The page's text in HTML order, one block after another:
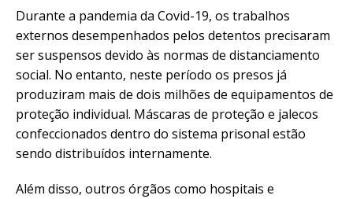
Durante a pandemia da Covid-19, os trabalhos
externos desempenhados pelos detentos precisaram
ser suspensos devido às normas de distanciamento
social. No entanto, neste período os presos já
produziram mais de dois milhões de equipamentos de
proteção individual. Máscaras de proteção e jalecos
confeccionados dentro do sistema prisonal estão
sendo distribuídos internamente.
Além disso, outros órgãos como hospitais e